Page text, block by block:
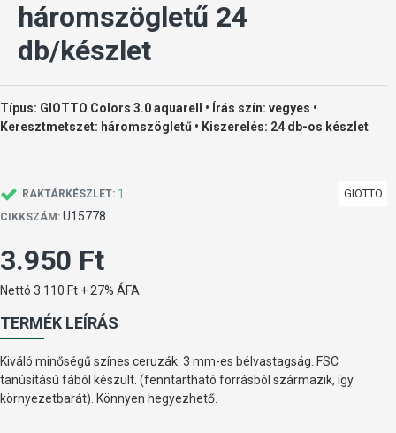
háromszögletű 24
db/készlet
Típus: GIOTTO Colors 3.0 aquarell • Írás szín: vegyes •
Keresztmetszet: háromszögletű • Kiszerelés: 24 db-os készlet
RAKTÁRKÉSZLET: 1
CIKKSZÁM: U15778
GIOTTO
3.950 Ft
Nettó 3.110 Ft + 27% ÁFA
TERMÉK LEÍRÁS
Kiváló minőségű színes ceruzák. 3 mm-es bélvastagság. FSC
tanúsítású fából készült. (fenntartható forrásból származik, így
környezetbarát). Könnyen hegyezhető.